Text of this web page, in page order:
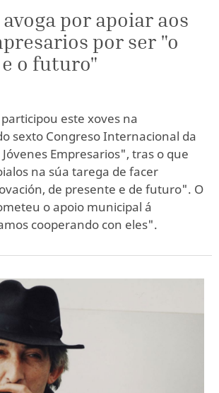
por apoiar aos
por ser "o
o futuro"
este xoves na
sexto Congreso Internacional da
Empresarios", tras o que
na súa tarega de facer
de presente e de futuro". O
o apoio municipal á
cooperando con eles".